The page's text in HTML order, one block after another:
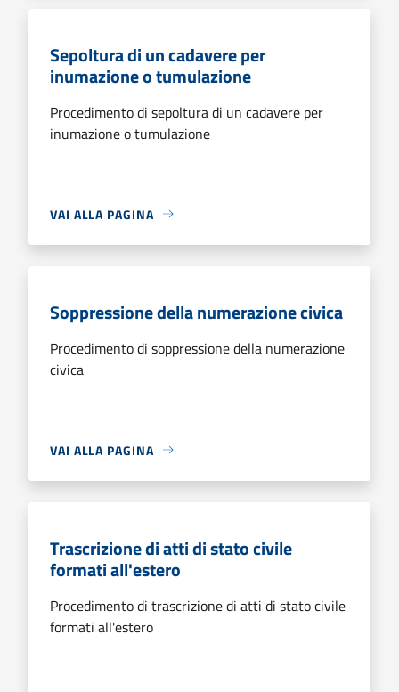
Sepoltura di un cadavere per
inumazione o tumulazione
Procedimento di sepoltura di un cadavere per
inumazione o tumulazione
VAI ALLA PAGINA
Soppressione della numerazione civica
Procedimento di soppressione della numerazione
civica
VAI ALLA PAGINA
Trascrizione di atti di stato civile
formati all'estero
Procedimento di trascrizione di atti di stato civile
formati all'estero